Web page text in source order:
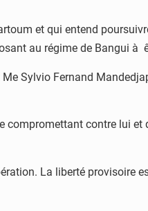
et qui entend
au régime de Bangui à
Sylvio Fernand
compromettant contre lui et
La liberté provisoire